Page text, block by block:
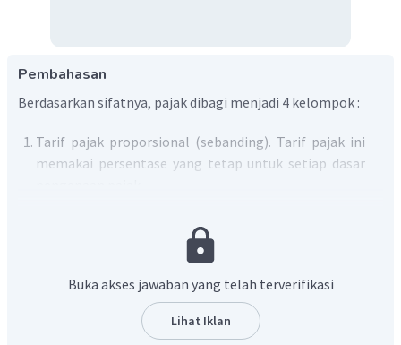
Pembahasan
Berdasarkan sifatnya, pajak dibagi menjadi 4 kelompok :
Tarif pajak proporsional (sebanding). Tarif pajak ini
memakai persentase yang tetap untuk setiap dasar
tetap, tidak ada perubahaan pada setiap dasar
pengenaan pajak alias besar/jumlah yang dibayarkan
Tarif pajak degresif (menurun). Tarif pajak
ini menggunakan persentase yang menurun setiap
dasar pengenaan pajaknya.
Buka akses jawaban yang telah terverifikasi
Lihat Iklan